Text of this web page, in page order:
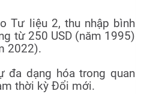
Tư liệu 2, thu nhập bình
từ 250 USD (năm 1995)
2022).
đa dạng hóa trong quan
thời kỳ Đổi mới.